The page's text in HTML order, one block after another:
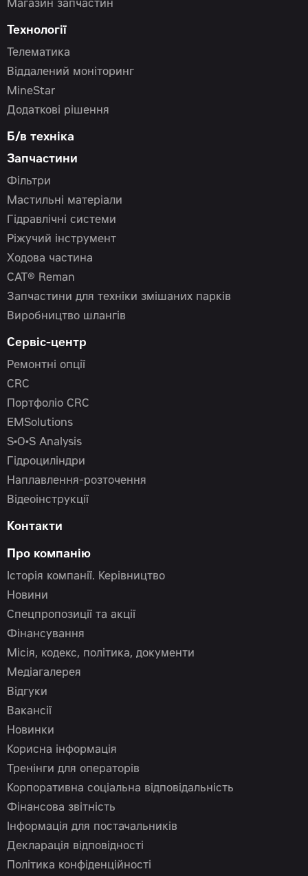
Магазин запчастин
Технології
Телематика
Віддалений моніторинг
MineStar
Додаткові рішення
Б/в техніка
Запчастини
Фільтри
Мастильні матеріали
Гідравлічні системи
Ріжучий інструмент
Ходова частина
CAT® Reman
Запчастини для техніки змішаних парків
Виробництво шлангів
Сервіс-центр
Ремонтні опції
CRC
Портфоліо CRC
EMSolutions
S•O•S Analysis
Гідроциліндри
Наплавлення-розточення
Відеоінструкції
Контакти
Про компанію
Історія компанії. Керівництво
Новини
Спецпропозиції та акції
Фінансування
Місія, кодекс, політика, документи
Медіагалерея
Відгуки
Вакансії
Новинки
Корисна інформація
Тренінги для операторів
Корпоративна соціальна відповідальність
Фінансова звітність
Інформація для постачальників
Декларація відповідності
Політика конфіденційності